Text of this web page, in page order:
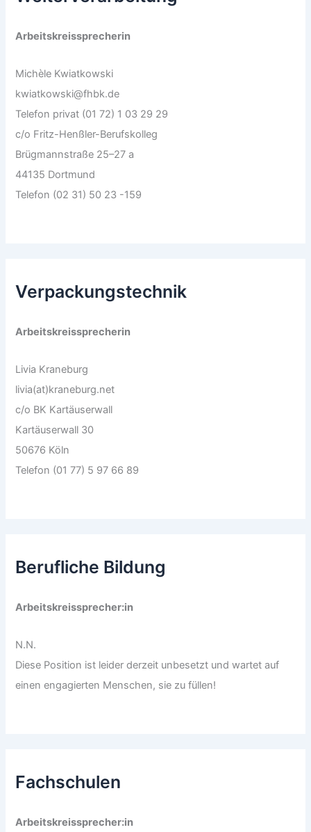
Arbeitskreissprecherin
Michèle Kwiatkowski
kwiatkowski@fhbk.de
Telefon privat (01 72) 1 03 29 29
c/o Fritz-Henßler-Berufskolleg
Brügmannstraße 25–27 a
44135 Dortmund
Telefon (02 31) 50 23 -159
Verpackungstechnik
Arbeitskreissprecherin
Livia Kraneburg
livia(at)kraneburg.net
c/o BK Kartäuserwall
Kartäuserwall 30
50676 Köln
Telefon (01 77) 5 97 66 89
Berufliche Bildung
Arbeitskreissprecher:in
N.N.
Diese Position ist leider derzeit unbesetzt und wartet auf
einen engagierten Menschen, sie zu füllen!
Fachschulen
Arbeitskreissprecher:in